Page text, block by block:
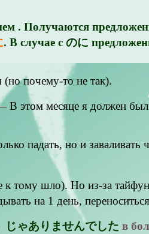
. Получаются
. В случае с のに
почему-то не так).
В этом месяце я должен был
падать, но и заваливать
тому шло). Но из-за
на 1 день,
じゃありませんでした в